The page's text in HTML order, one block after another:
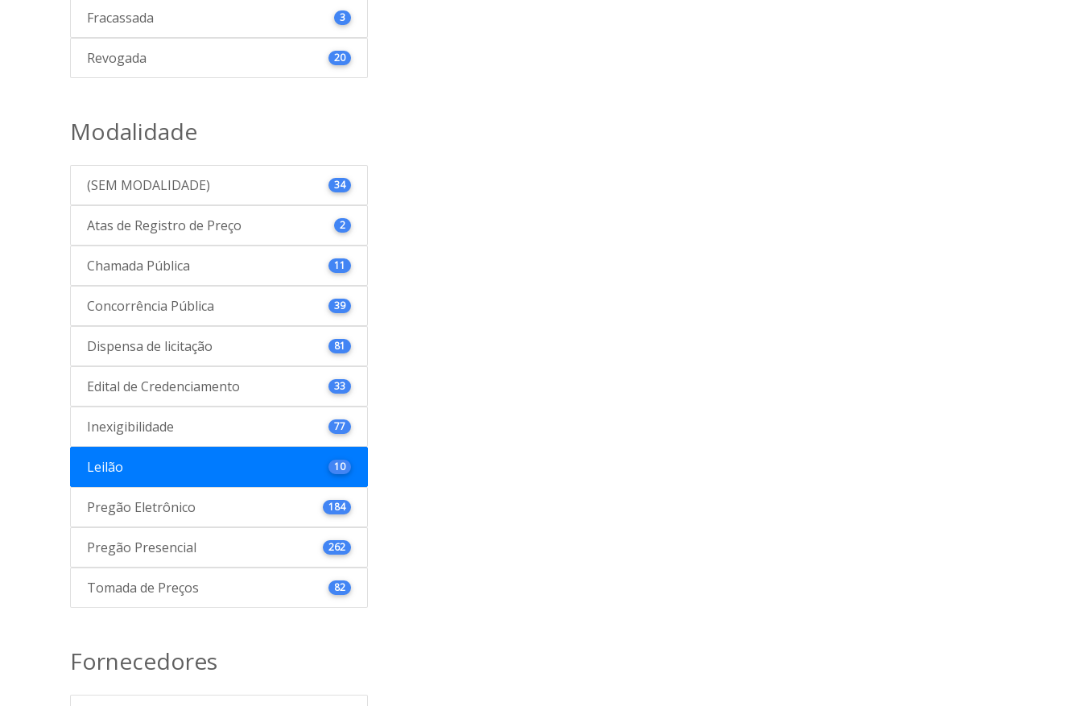
Fracassada 3
Revogada 20
Modalidade
(SEM MODALIDADE) 34
Atas de Registro de Preço 2
Chamada Pública 11
Concorrência Pública 39
Dispensa de licitação 81
Edital de Credenciamento 33
Inexigibilidade 77
Leilão 10
Pregão Eletrônico 184
Pregão Presencial 262
Tomada de Preços 82
Fornecedores